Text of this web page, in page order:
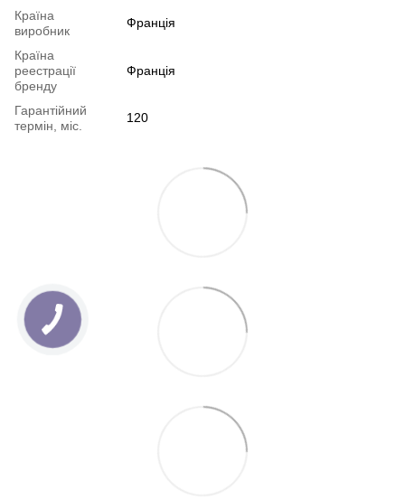
Країна
виробник
Франція
Країна
реестрації
бренду
Франція
Гарантійний
термін, міс.
120